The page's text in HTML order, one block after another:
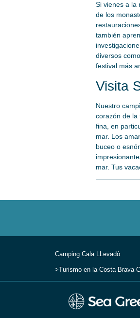
Si vienes a la
de los
también
diversos
festival más
Visita
Nuestro
corazón de la
fina, en
mar. Los
buceo o
mar. Tus
Camping Cala LLevadо́
Turismo en la Costa Brava